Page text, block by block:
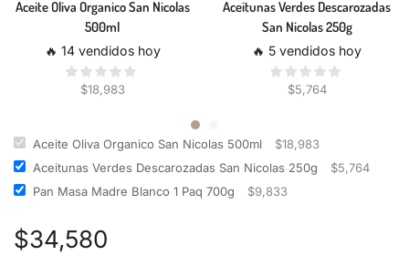
Aceite Oliva Organico San Nicolas
500ml
🔥 14 vendidos hoy
$18,983
Aceitunas Verdes Descarozadas
San Nicolas 250g
🔥 5 vendidos hoy
$5,764
Aceite Oliva Organico San Nicolas 500ml $18,983
Aceitunas Verdes Descarozadas San Nicolas 250g
$5,764
Pan Masa Madre Blanco 1 Paq 700g
$9,833
$34,580